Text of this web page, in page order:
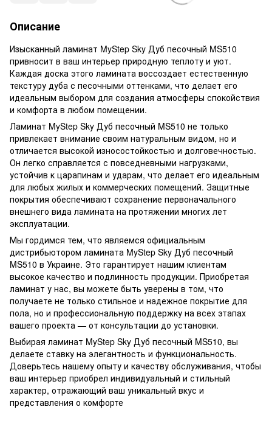
Описание
Изысканный ламинат MyStep Sky Дуб песочный MS510
привносит в ваш интерьер природную теплоту и уют.
Каждая доска этого ламината воссоздает естественную
текстуру дуба с песочными оттенками, что делает его
идеальным выбором для создания атмосферы спокойствия
и комфорта в любом помещении.
Ламинат MyStep Sky Дуб песочный MS510 не только
привлекает внимание своим натуральным видом, но и
отличается высокой износостойкостью и долговечностью.
Он легко справляется с повседневными нагрузками,
устойчив к царапинам и ударам, что делает его идеальным
для любых жилых и коммерческих помещений. Защитные
покрытия обеспечивают сохранение первоначального
внешнего вида ламината на протяжении многих лет
эксплуатации.
Мы гордимся тем, что являемся официальным
дистрибьютором ламината MyStep Sky Дуб песочный
MS510 в Украине. Это гарантирует нашим клиентам
высокое качество и подлинность продукции. Приобретая
ламинат у нас, вы можете быть уверены в том, что
получаете не только стильное и надежное покрытие для
пола, но и профессиональную поддержку на всех этапах
вашего проекта — от консультации до установки.
Выбирая ламинат MyStep Sky Дуб песочный MS510, вы
делаете ставку на элегантность и функциональность.
Доверьтесь нашему опыту и качеству обслуживания, чтобы
ваш интерьер приобрел индивидуальный и стильный
характер, отражающий ваш уникальный вкус и
представления о комфорте